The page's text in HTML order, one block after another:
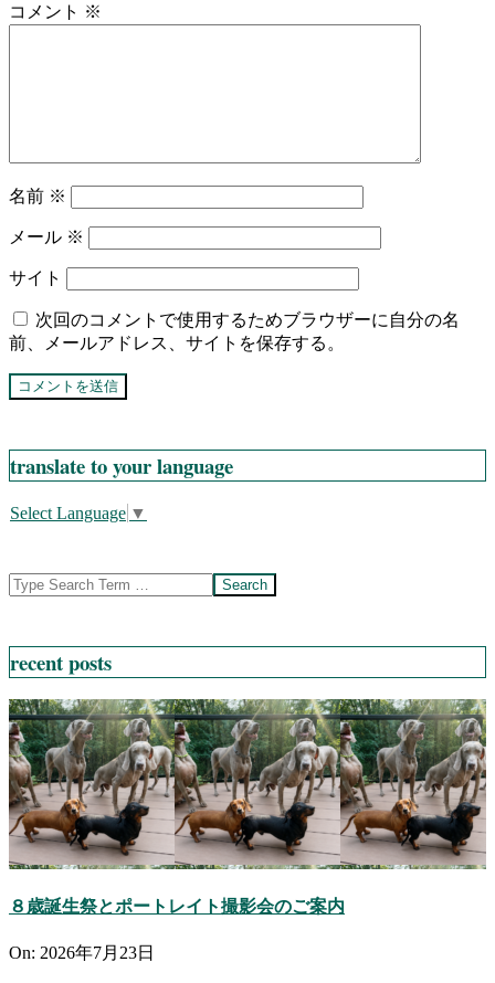
コメント ※
名前 ※
メール ※
サイト
次回のコメントで使用するためブラウザーに自分の名
前、メールアドレス、サイトを保存する。
translate to your language
Select Language ▼
Search
recent posts
８歳誕生祭とポートレイト撮影会のご案内
On: 2026年7月23日